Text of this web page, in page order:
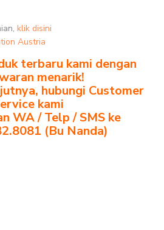
klik disini
Austria
terbaru kami dengan
menarik!
hubungi Customer
kami
WA / Telp / SMS ke
(Bu Nanda)